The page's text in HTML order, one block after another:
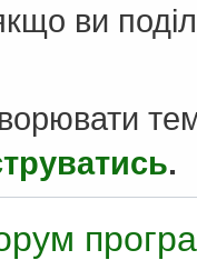
ви
.